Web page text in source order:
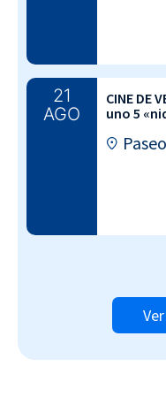
21
AGO
CINE DE
uno 5